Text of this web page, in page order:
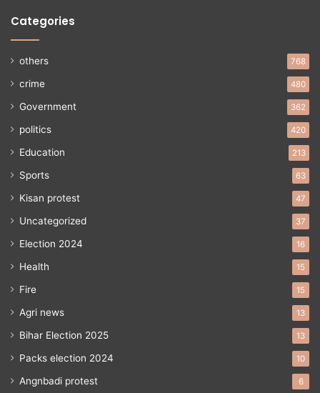
Categories
others 768
crime 480
Government 362
politics 420
Education 213
Sports 63
Kisan protest 47
Uncategorized 37
Election 2024 16
Health 15
Fire 15
Agri news 13
Bihar Election 2025 13
Packs election 2024 10
Angnbadi protest 6